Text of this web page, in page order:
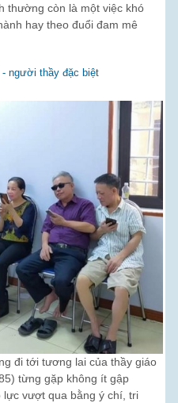
thường còn là một việc khó
hay theo đuổi đam mê
- người thầy đặc biệt
đi tới tương lai của thầy giáo
từng gặp không ít gập
lực vượt qua bằng ý chí, tri